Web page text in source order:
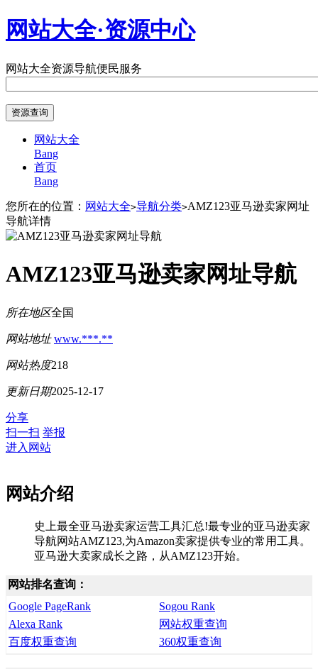
网站大全·资源中心
网站大全资源导航便民服务
网站大全
Bang
首页
Bang
您所在的位置： 网站大全>导航分类>AMZ123亚马逊卖家网址
导航详情
AMZ123亚马逊卖家网址导航
所在地区全国
网站地址 www.***.**
网站热度218
更新日期2025-12-17
分享
扫一扫 举报
进入网站
网站介绍
史上最全亚马逊卖家运营工具汇总!最专业的亚马逊卖家
导航网站AMZ123,为Amazon卖家提供专业的常用工具。
亚马逊大卖家成长之路，从AMZ123开始。
网站排名查询：
Google PageRank
Sogou Rank
Alexa Rank
网站权重查询
百度权重查询
360权重查询